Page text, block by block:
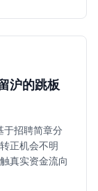
沪的跳板
于招聘简章分
正机会不明
真实资金流向